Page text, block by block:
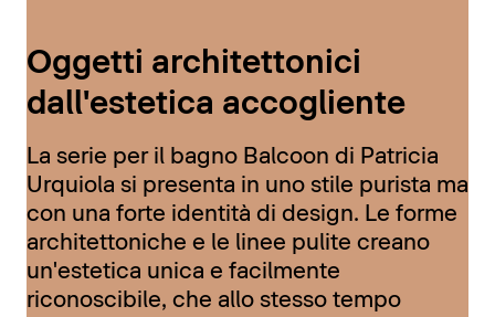
Oggetti architettonici
dall'estetica accogliente
La serie per il bagno Balcoon di Patricia
Urquiola si presenta in uno stile purista ma
con una forte identità di design. Le forme
architettoniche e le linee pulite creano
un'estetica unica e facilmente
riconoscibile, che allo stesso tempo